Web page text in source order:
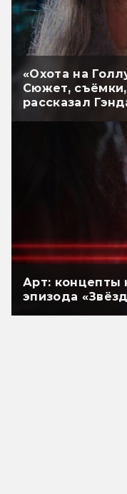
«Охота на
Сюжет,
рассказал
Арт: концепты
эпизода